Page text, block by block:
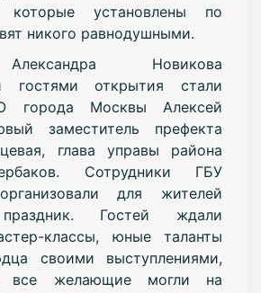
которые установлены по
никого равнодушными.
Новикова
гостями открытия стали
города Москвы Алексей
заместитель префекта
глава управы района
Сотрудники ГБУ
для жителей
Гостей ждали
классы, юные таланты
своими выступлениями,
все желающие могли на